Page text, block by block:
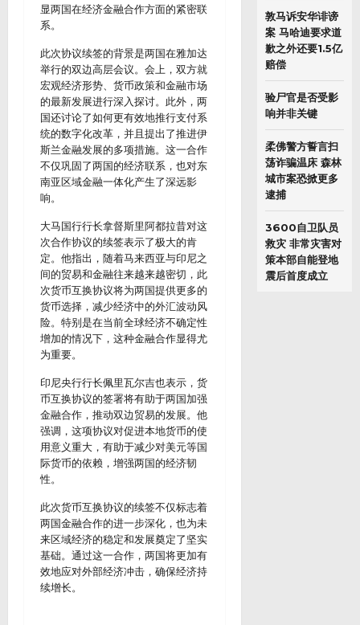
显两国在经济金融合作方面的紧密联
系。
此次协议续签的背景是两国在雅加达
举行的双边高层会议。会上，双方就
宏观经济形势、货币政策和金融市场
的最新发展进行深入探讨。此外，两
国还讨论了如何更有效地推行支付系
统的数字化改革，并且提出了推进伊
斯兰金融发展的多项措施。这一合作
不仅巩固了两国的经济联系，也对东
南亚区域金融一体化产生了深远影
响。
大马国行行长拿督斯里阿都拉昔对这
次合作协议的续签表示了极大的肯
定。他指出，随着马来西亚与印尼之
间的贸易和金融往来越来越密切，此
次货币互换协议将为两国提供更多的
货币选择，减少经济中的外汇波动风
险。特别是在当前全球经济不确定性
增加的情况下，这种金融合作显得尤
为重要。
印尼央行行长佩里瓦尔吉也表示，货
币互换协议的签署将有助于两国加强
金融合作，推动双边贸易的发展。他
强调，这项协议对促进本地货币的使
用意义重大，有助于减少对美元等国
际货币的依赖，增强两国的经济韧
性。
此次货币互换协议的续签不仅标志着
两国金融合作的进一步深化，也为未
来区域经济的稳定和发展奠定了坚实
基础。通过这一合作，两国将更加有
效地应对外部经济冲击，确保经济持
续增长。
敦马诉安华诽谤
案 马哈迪要求道
歉之外还要1.5亿
赔偿
验尸官是否受影
响并非关键
柔佛警方誓言扫
荡诈骗温床 森林
城市案恐掀更多
逮捕
3600自卫队员
救灾 非常灾害对
策本部自能登地
震后首度成立